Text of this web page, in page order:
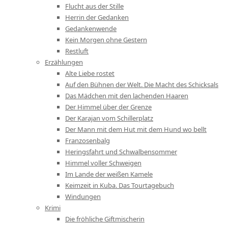
Flucht aus der Stille
Herrin der Gedanken
Gedankenwende
Kein Morgen ohne Gestern
Restluft
Erzählungen
Alte Liebe rostet
Auf den Bühnen der Welt. Die Macht des Schicksals
Das Mädchen mit den lachenden Haaren
Der Himmel über der Grenze
Der Karajan vom Schillerplatz
Der Mann mit dem Hut mit dem Hund wo bellt
Franzosenbalg
Heringsfahrt und Schwalbensommer
Himmel voller Schweigen
Im Lande der weißen Kamele
Keimzeit in Kuba. Das Tourtagebuch
Windungen
Krimi
Die fröhliche Giftmischerin